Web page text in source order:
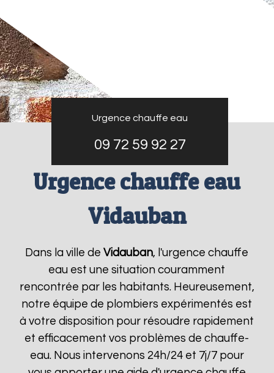
Urgence chauffe eau
09 72 59 92 27
Urgence chauffe eau
Vidauban
Dans la ville deVidauban, l'urgence chauffe
eau est une situation couramment
rencontrée par les habitants. Heureusement,
notre équipe de plombiers expérimentés est
à votre disposition pour résoudre rapidement
et efficacement vos problèmes de chauffe-
eau. Nous intervenons 24h/24 et 7j/7 pour